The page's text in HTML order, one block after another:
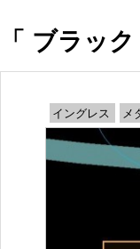
「 ブラッ
イングレス メ